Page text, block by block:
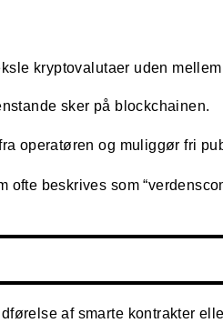
kryptovalutaer uden
sker på blockchainen.
operatøren og muliggør fri
beskrives som
af smarte kontrakter